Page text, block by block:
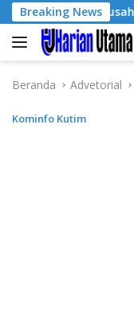
Langsung
ke
konten
Breaking News
Wirausaha Sejak Dini
Beranda Advetorial
Kominfo Kutim